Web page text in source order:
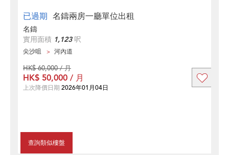
已過期 名鑄兩房一廳單位出租
名鑄
實用面積 1,123呎
尖沙咀 河內道
查詢類似樓盤
HK$ 60,000 / 月
HK$ 50,000 / 月
上次降價日期 2026年01月04日